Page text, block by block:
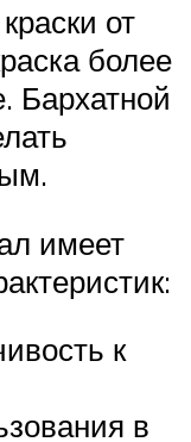
от
более
Бархатной
имеет
к
в